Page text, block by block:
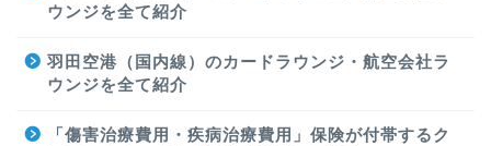
ウンジを全て紹介
羽田空港（国内線）のカードラウンジ・航空会社ラ
ウンジを全て紹介
「傷害治療費用・疾病治療費用」保険が付帯するク